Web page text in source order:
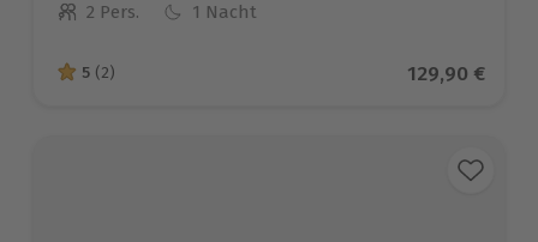
Anzahl der Teilnehmer
2 Pers. 1 Nacht
5 von 5 Sternen basierend auf 2 Bewertungen
5 (2) Aktueller
129,90 €